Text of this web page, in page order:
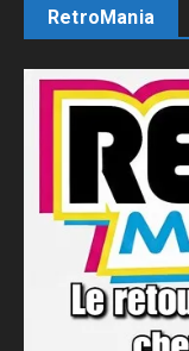
RetroMania